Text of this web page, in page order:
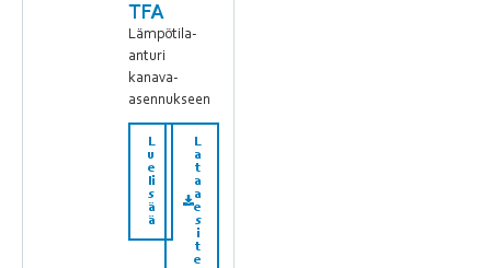
TFA
Lämpötila-
anturi
kanava-
asennukseen
L
u
e
li
s
ä
ä
L
a
t
a
a
e
s
i
t
e